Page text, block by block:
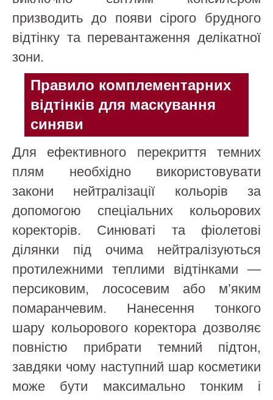
призводить до появи сірого брудного
відтінку та перевантаження делікатної
зони.
Правило комплементарних
відтінків для маскування
синяви
Для ефективного перекриття темних
плям необхідно використовувати
закони нейтралізації кольорів за
допомогою спеціальних кольорових
коректорів. Синюваті та фіолетові
ділянки під очима нейтралізуються
протилежними теплими відтінками —
персиковим, лососевим або м’яким
помаранчевим. Нанесення тонкого
шару кольорового коректора дозволяє
повністю прибрати темний підтон,
завдяки чому наступний шар косметики
може бути максимально тонким і